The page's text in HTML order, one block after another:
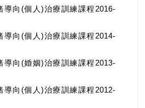
導向(個人)治療訓練課程2016-
導向(個人)治療訓練課程2014-
導向(婚姻)治療訓練課程2013-
導向(個人)治療訓練課程2012-